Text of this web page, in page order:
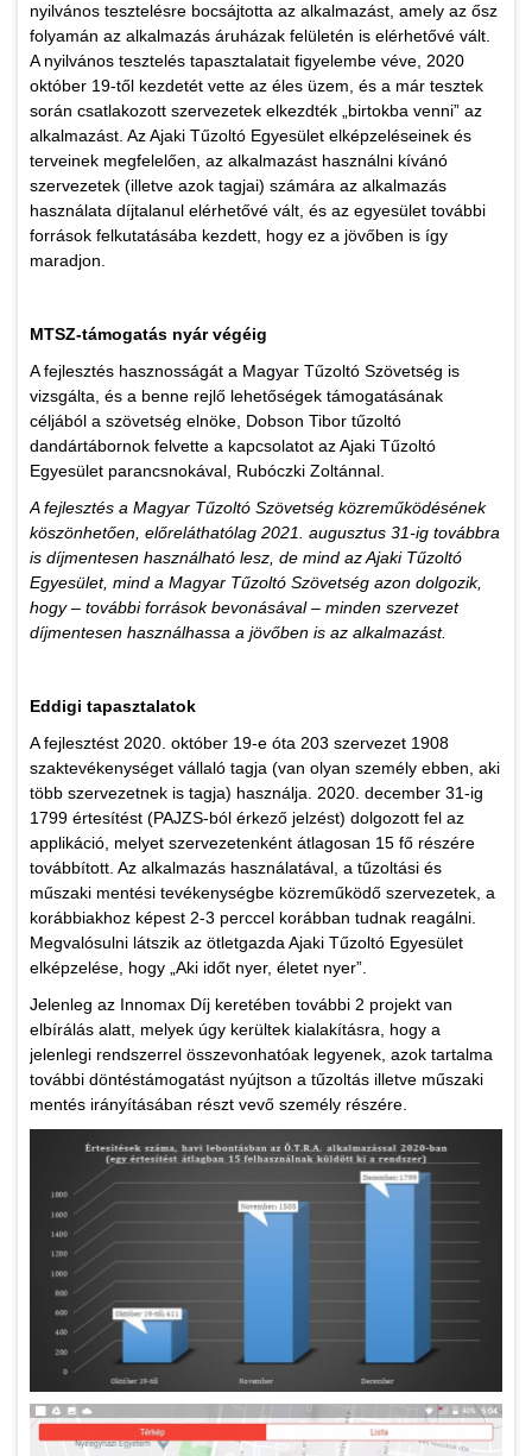
nyilvános tesztelésre bocsájtotta az alkalmazást, amely az ősz
folyamán az alkalmazás áruházak felületén is elérhetővé vált.
A nyilvános tesztelés tapasztalatait figyelembe véve, 2020
október 19-től kezdetét vette az éles üzem, és a már tesztek
során csatlakozott szervezetek elkezdték „birtokba venni” az
alkalmazást. Az Ajaki Tűzoltó Egyesület elképzeléseinek és
terveinek megfelelően, az alkalmazást használni kívánó
szervezetek (illetve azok tagjai) számára az alkalmazás
használata díjtalanul elérhetővé vált, és az egyesület további
források felkutatásába kezdett, hogy ez a jövőben is így
maradjon.
MTSZ-támogatás nyár végéig
A fejlesztés hasznosságát a Magyar Tűzoltó Szövetség is
vizsgálta, és a benne rejlő lehetőségek támogatásának
céljából a szövetség elnöke, Dobson Tibor tűzoltó
dandártábornok felvette a kapcsolatot az Ajaki Tűzoltó
Egyesület parancsnokával, Rubóczki Zoltánnal.
A fejlesztés a Magyar Tűzoltó Szövetség közreműködésének
köszönhetően, előreláthatólag 2021. augusztus 31-ig továbbra
is díjmentesen használható lesz, de mind az Ajaki Tűzoltó
Egyesület, mind a Magyar Tűzoltó Szövetség azon dolgozik,
hogy – további források bevonásával – minden szervezet
díjmentesen használhassa a jövőben is az alkalmazást.
Eddigi tapasztalatok
A fejlesztést 2020. október 19-e óta 203 szervezet 1908
szaktevékenységet vállaló tagja (van olyan személy ebben, aki
több szervezetnek is tagja) használja. 2020. december 31-ig
1799 értesítést (PAJZS-ból érkező jelzést) dolgozott fel az
applikáció, melyet szervezetenként átlagosan 15 fő részére
továbbított. Az alkalmazás használatával, a tűzoltási és
műszaki mentési tevékenységbe közreműködő szervezetek, a
korábbiakhoz képest 2-3 perccel korábban tudnak reagálni.
Megvalósulni látszik az ötletgazda Ajaki Tűzoltó Egyesület
elképzelése, hogy „Aki időt nyer, életet nyer”.
Jelenleg az Innomax Díj keretében további 2 projekt van
elbírálás alatt, melyek úgy kerültek kialakításra, hogy a
jelenlegi rendszerrel összevonhatóak legyenek, azok tartalma
további döntéstámogatást nyújtson a tűzoltás illetve műszaki
mentés irányításában részt vevő személy részére.